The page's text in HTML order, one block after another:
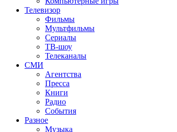
Телевизор
Фильмы
Мультфильмы
Сериалы
ТВ-шоу
Телеканалы
СМИ
Агентства
Пресса
Книги
Радио
События
Разное
Музыка